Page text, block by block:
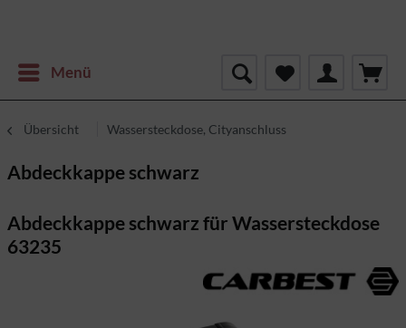
Menü
Übersicht Wassersteckdose, Cityanschluss
Abdeckkappe schwarz
Abdeckkappe schwarz für Wassersteckdose
63235